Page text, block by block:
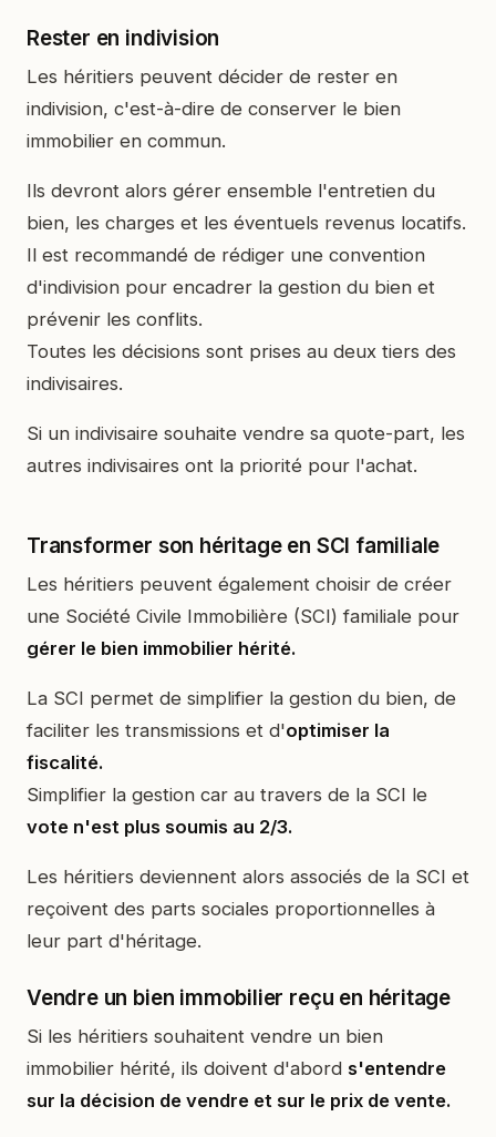
Rester en indivision
Les héritiers peuvent décider de rester en
indivision, c'est-à-dire de conserver le bien
immobilier en commun.
Ils devront alors gérer ensemble l'entretien du
bien, les charges et les éventuels revenus locatifs.
Il est recommandé de rédiger une convention
d'indivision pour encadrer la gestion du bien et
prévenir les conflits.
Toutes les décisions sont prises au deux tiers des
indivisaires.
Si un indivisaire souhaite vendre sa quote-part, les
autres indivisaires ont la priorité pour l'achat.
Transformer son héritage en SCI familiale
Les héritiers peuvent également choisir de créer
une Société Civile Immobilière (SCI) familiale pour
gérer le bien immobilier hérité.
La SCI permet de simplifier la gestion du bien, de
faciliter les transmissions et d'optimiser la
fiscalité.
Simplifier la gestion car au travers de la SCI le
vote n'est plus soumis au 2/3.
Les héritiers deviennent alors associés de la SCI et
reçoivent des parts sociales proportionnelles à
leur part d'héritage.
Vendre un bien immobilier reçu en héritage
Si les héritiers souhaitent vendre un bien
immobilier hérité, ils doivent d'abord s'entendre
sur la décision de vendre et sur le prix de vente.